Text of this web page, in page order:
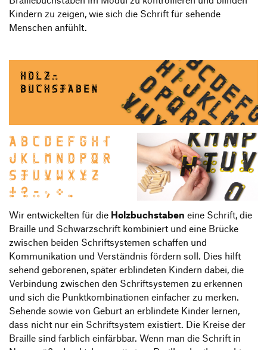
Kindern zu zeigen, wie sich die Schrift für sehende
Menschen anfühlt.
Wir entwickelten für die Holzbuchstaben eine Schrift, die
Braille und Schwarzschrift kombiniert und eine Brücke
zwischen beiden Schriftsystemen schaffen und
Kommunikation und Verständnis fördern soll. Dies hilft
sehend geborenen, später erblindeten Kindern dabei, die
Verbindung zwischen den Schriftsystemen zu erkennen
und sich die Punktkombinationen einfacher zu merken.
Sehende sowie von Geburt an erblindete Kinder lernen,
dass nicht nur ein Schriftsystem existiert. Die Kreise der
Braille sind farblich einfärbbar. Wenn man die Schrift in